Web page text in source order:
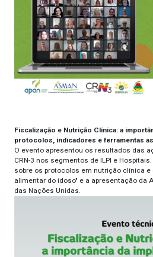
Fiscalização e Nutrição Clínica: a
protocolos, indicadores e ferramentas
O evento apresentou os resultados das
CRN-3 nos segmentos de ILPI e
sobre os protocolos em nutrição clínica
alimentar do idoso" e a apresentação da
das Nações Unidas.